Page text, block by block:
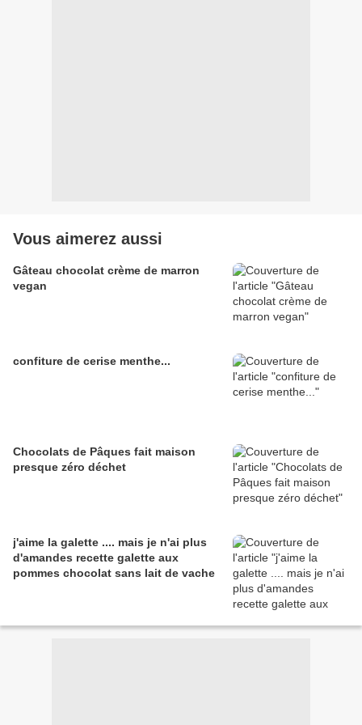
Vous aimerez aussi
Gâteau chocolat crème de marron
vegan
confiture de cerise menthe...
Chocolats de Pâques fait maison
presque zéro déchet
j'aime la galette .... mais je n'ai plus
d'amandes recette galette aux
pommes chocolat sans lait de vache